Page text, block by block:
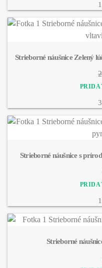
Strieborné náušnice Zelený
Strieborné náušnice s
Strieborné